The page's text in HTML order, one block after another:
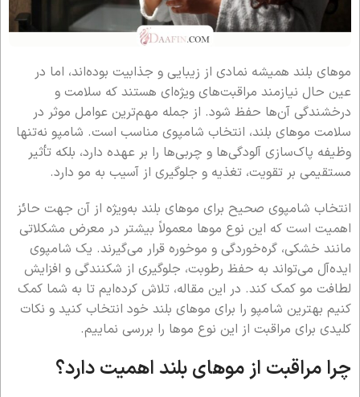
موهای بلند همیشه نمادی از زیبایی و جذابیت بوده‌اند، اما در
عین حال نیازمند مراقبت‌های ویژه‌ای هستند که سلامت و
درخشندگی آن‌ها حفظ شود. از جمله مهم‌ترین عوامل موثر در
سلامت موهای بلند، انتخاب شامپوی مناسب است. شامپو نه‌تنها
وظیفه پاک‌سازی آلودگی‌ها و چربی‌ها را بر عهده دارد، بلکه تأثیر
مستقیمی بر تقویت، تغذیه و جلوگیری از آسیب به مو دارد.
انتخاب شامپوی صحیح برای موهای بلند به‌ویژه از آن جهت حائز
اهمیت است که این نوع موها معمولاً بیشتر در معرض مشکلاتی
مانند خشکی، گره‌خوردگی و موخوره قرار می‌گیرند. یک شامپوی
ایده‌آل می‌تواند به حفظ رطوبت، جلوگیری از شکنندگی و افزایش
لطافت مو کمک کند. در این مقاله، تلاش کرده‌ایم تا به شما کمک
کنیم بهترین شامپو را برای موهای بلند خود انتخاب کنید و نکات
کلیدی برای مراقبت از این نوع موها را بررسی نماییم.
چرا مراقبت از موهای بلند اهمیت دارد؟